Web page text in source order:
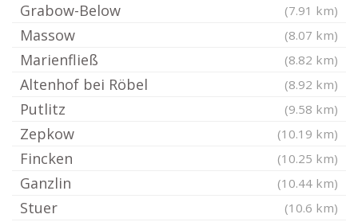
Grabow-Below (7.91 km)
Massow (8.07 km)
Marienfließ (8.82 km)
Altenhof bei Röbel (8.92 km)
Putlitz (9.58 km)
Zepkow (10.19 km)
Fincken (10.25 km)
Ganzlin (10.44 km)
Stuer (10.6 km)